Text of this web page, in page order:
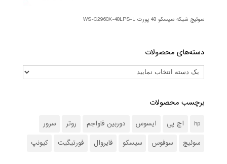
سوئیچ شبکه سیسکو 48 پورت WS-C2960X-48LPS-L
دسته‌های محصولات
برچسب محصولات
hp اچ پی ایسوس دوربین فاواجم روتر
سرور
سوئیچ
سوفوس سیسکو فایروال فورتیگیت کیونپ